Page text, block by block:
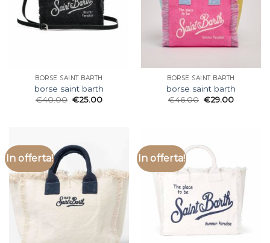
BORSE SAINT BARTH
borse saint barth
€40.00 €25.00
BORSE SAINT BARTH
borse saint barth
€46.00 €29.00
In offerta! In offerta!